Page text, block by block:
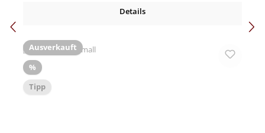
Details
Ausverkauft
%Rabatt
Tipp